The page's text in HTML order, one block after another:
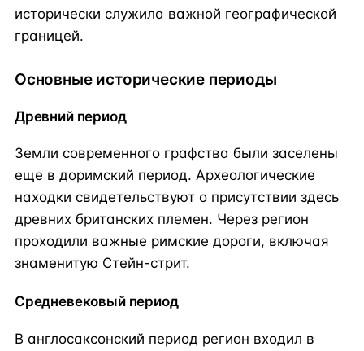
исторически служила важной географической
границей.
Основные исторические периоды
Древний период
Земли современного графства были заселены
еще в доримский период. Археологические
находки свидетельствуют о присутствии здесь
древних британских племен. Через регион
проходили важные римские дороги, включая
знаменитую Стейн-стрит.
Средневековый период
В англосаксонский период регион входил в